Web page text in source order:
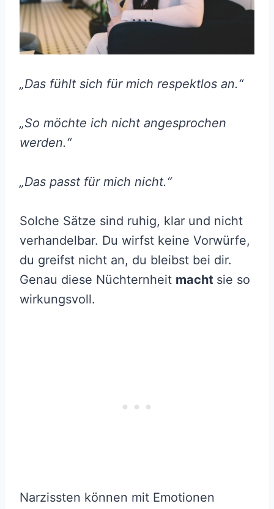
„Das fühlt sich für mich respektlos an.“
„So möchte ich nicht angesprochen
werden.“
„Das passt für mich nicht.“
Solche Sätze sind ruhig, klar und nicht
verhandelbar. Du wirfst keine Vorwürfe,
du greifst nicht an, du bleibst bei dir.
Genau diese Nüchternheit macht sie so
wirkungsvoll.
Narzissten können mit Emotionen